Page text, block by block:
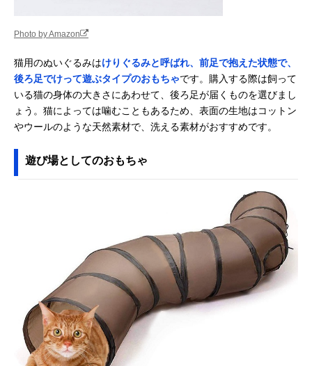
Photo by Amazon
猫用のぬいぐるみはけりぐるみと呼ばれ、前足で抱えた状態で、
後ろ足でけって遊ぶタイプのおもちゃです。購入する際は飼って
いる猫の身体の大きさにあわせて、後ろ足が届くものを選びまし
ょう。猫によっては噛むこともあるため、表面の生地はコットン
やウールのような天然素材で、洗える素材がおすすめです。
遊び場としてのおもちゃ